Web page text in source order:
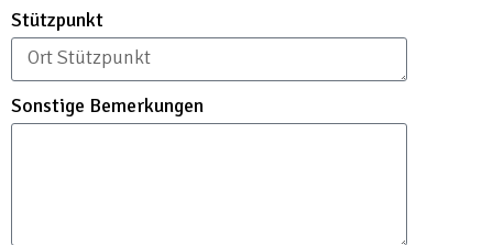
Stützpunkt
Sonstige Bemerkungen